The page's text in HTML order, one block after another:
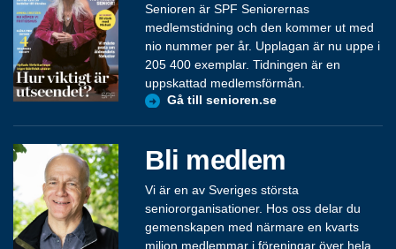
Senioren är SPF Seniorernas
medlemstidning och den kommer ut med
nio nummer per år. Upplagan är nu uppe i
205 400 exemplar. Tidningen är en
uppskattad medlemsförmån.
Gå till senioren.se
Bli medlem
Vi är en av Sveriges största
seniororganisationer. Hos oss delar du
gemenskapen med närmare en kvarts
miljon medlemmar i föreningar över hela